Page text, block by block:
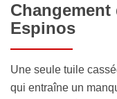
Espinos
Une seule tuile
qui entraîne un